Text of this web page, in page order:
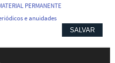
PERMANENTE
e anuidades
SALVAR